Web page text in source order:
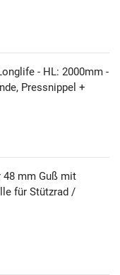
- HL: 2000mm -
Pressnippel +
48 mm Guß mit
für Stützrad /